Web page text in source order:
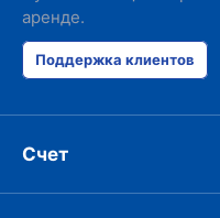
аренде.
Поддержка клиентов
Счет